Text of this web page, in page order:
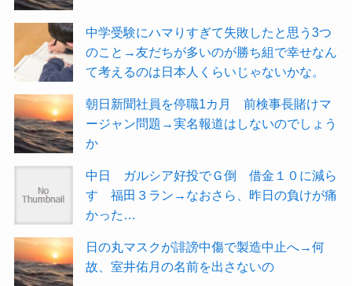
中学受験にハマりすぎて失敗したと思う3つ
のこと→友だちが多いのが勝ち組で幸せなん
て考えるのは日本人くらいじゃないかな。
朝日新聞社員を停職1カ月 前検事長賭けマ
ージャン問題→実名報道はしないのでしょう
か
中日 ガルシア好投でＧ倒 借金１０に減ら
す 福田３ラン→なおさら、昨日の負けが痛
かった…
日の丸マスクが誹謗中傷で製造中止へ→何
故、室井佑月の名前を出さないの